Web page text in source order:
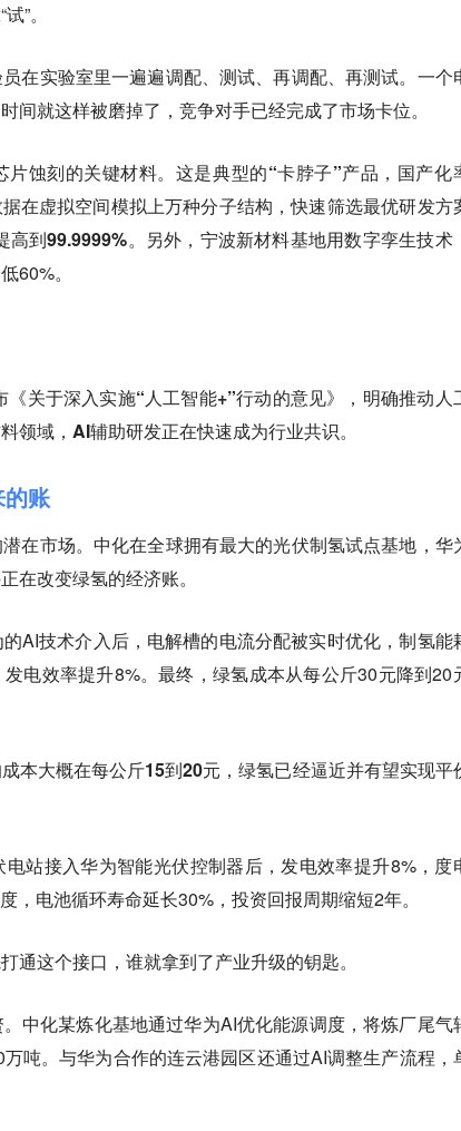
”。
在实验室里一遍遍调配、测试、再调配、再测试。一个
间就这样被磨掉了，竞争对手已经完成了市场卡位。
蚀刻的关键材料。这是典型的“卡脖子”产品，国产化
在虚拟空间模拟上万种分子结构，快速筛选最优研发方
到99.9999%。 另外， 宁波新材料基地用数字孪生技术
60%。
关于深入实施“人工智能+”行动的意见》，明确推动人
领域，AI辅助研发正在快速成为行业共识。
账
在市场。 中化在全球拥有最大的光伏制氢试点基地，华
在改变绿氢的经济账。
AI技术介入后，电解槽的电流分配被实时优化，制氢能
电效率提升8%。最终，绿氢成本从每公斤30元降到20
本大概在每公斤15到20元，绿氢已经逼近并有望实现平
站接入华为智能光伏控制器后，发电效率提升8%，度
，电池循环寿命延长30%，投资回报周期缩短2年。
通这个接口，谁就拿到了产业升级的钥匙。
中化某炼化基地通过华为AI优化能源调度，将炼厂尾气
吨。与华为合作的连云港园区还通过AI调整生产流程，